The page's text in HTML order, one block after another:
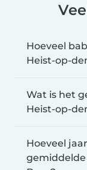
Hoeveel
Heist-op-
Wat is het
Heist-op-
Hoeveel